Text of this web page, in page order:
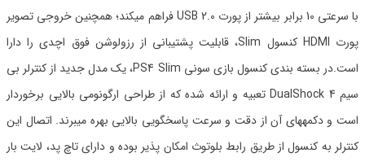
با سرعتی 10 برابر بیشتر از پورت USB 2.0 فراهم میکند؛ همچنین خروجی تصویر
پورت HDMI کنسول Slim، قابلیت پشتیبانی از رزولوشن فوق اچدی را دارا
است.در بسته بندی کنسول بازی سونی PS4 Slim، یک مدل جدید از کنترلر بی
سیم DualShock 4 تعبیه و ارائه شده که از طراحی ارگونومی بالایی برخوردار
است و دکمههای آن از دقت و سرعت پاسخگویی بالایی بهره میبرند. اتصال این
کنترلر به کنسول از طریق رابط بلوتوث امکان پذیر بوده و دارای تاچ پد، لایت بار